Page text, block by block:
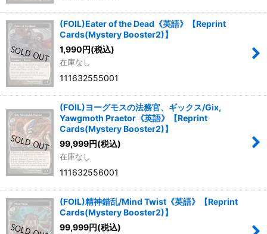
(FOIL)Eater of the Dead《英語》【Reprint
Cards(Mystery Booster2)】
1,990円(税込)
在庫なし
111632555001
(FOIL)ヨーグモスの法務官、ギックス/Gix,
Yawgmoth Praetor《英語》【Reprint
Cards(Mystery Booster2)】
99,999円(税込)
在庫なし
111632556001
(FOIL)精神錯乱/Mind Twist《英語》【Reprint
Cards(Mystery Booster2)】
99,999円(税込)